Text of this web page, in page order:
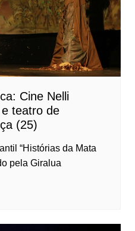
Cine Nelli
teatro de
(25)
“Histórias da Mata
pela Giralua